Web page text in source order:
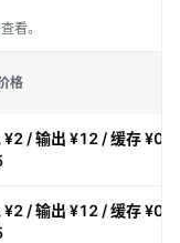
看。
格
¥2 / 输出 ¥12 / 缓存
¥2 / 输出 ¥12 / 缓存